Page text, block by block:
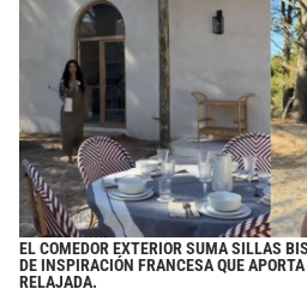
EL COMEDOR EXTERIOR SUMA SILLAS
DE INSPIRACIÓN FRANCESA QUE
RELAJADA.